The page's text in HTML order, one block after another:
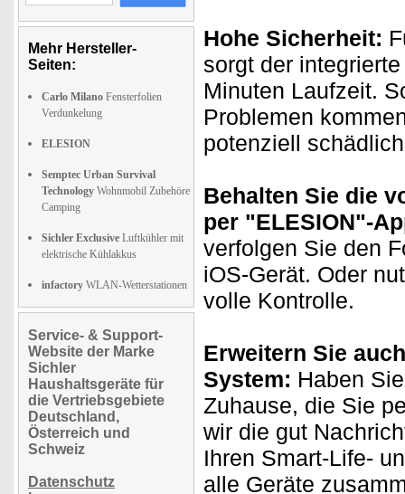
Mehr Hersteller-
Seiten:
Carlo Milano Fensterfolien
Verdunkelung
ELESION
Semptec Urban Survival
Technology Wohnmobil Zubehöre
Camping
Sichler Exclusive Luftkühler mit
elektrische Kühlakkus
infactory WLAN-Wetterstationen
Service- & Support-
Website der Marke
Sichler
Haushaltsgeräte für
die Vertriebsgebiete
Deutschland,
Österreich und
Schweiz
Datenschutz
Hohe Sicherheit:
sorgt der
Minuten Laufzeit.
Problemen
potenziell
Behalten Sie die
per "ELESION"-
verfolgen Sie den
iOS-Gerät. Oder
volle Kontrolle.
Erweitern Sie
System: Haben
Zuhause, die Sie
wir die gut
Ihren Smart-Life-
alle Geräte